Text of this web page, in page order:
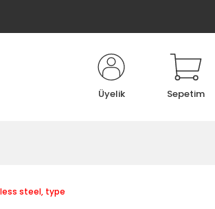
Üyelik Sepetim
steel, type